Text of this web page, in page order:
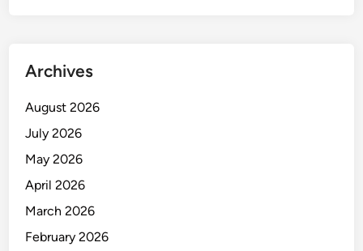
Archives
August 2026
July 2026
May 2026
April 2026
March 2026
February 2026